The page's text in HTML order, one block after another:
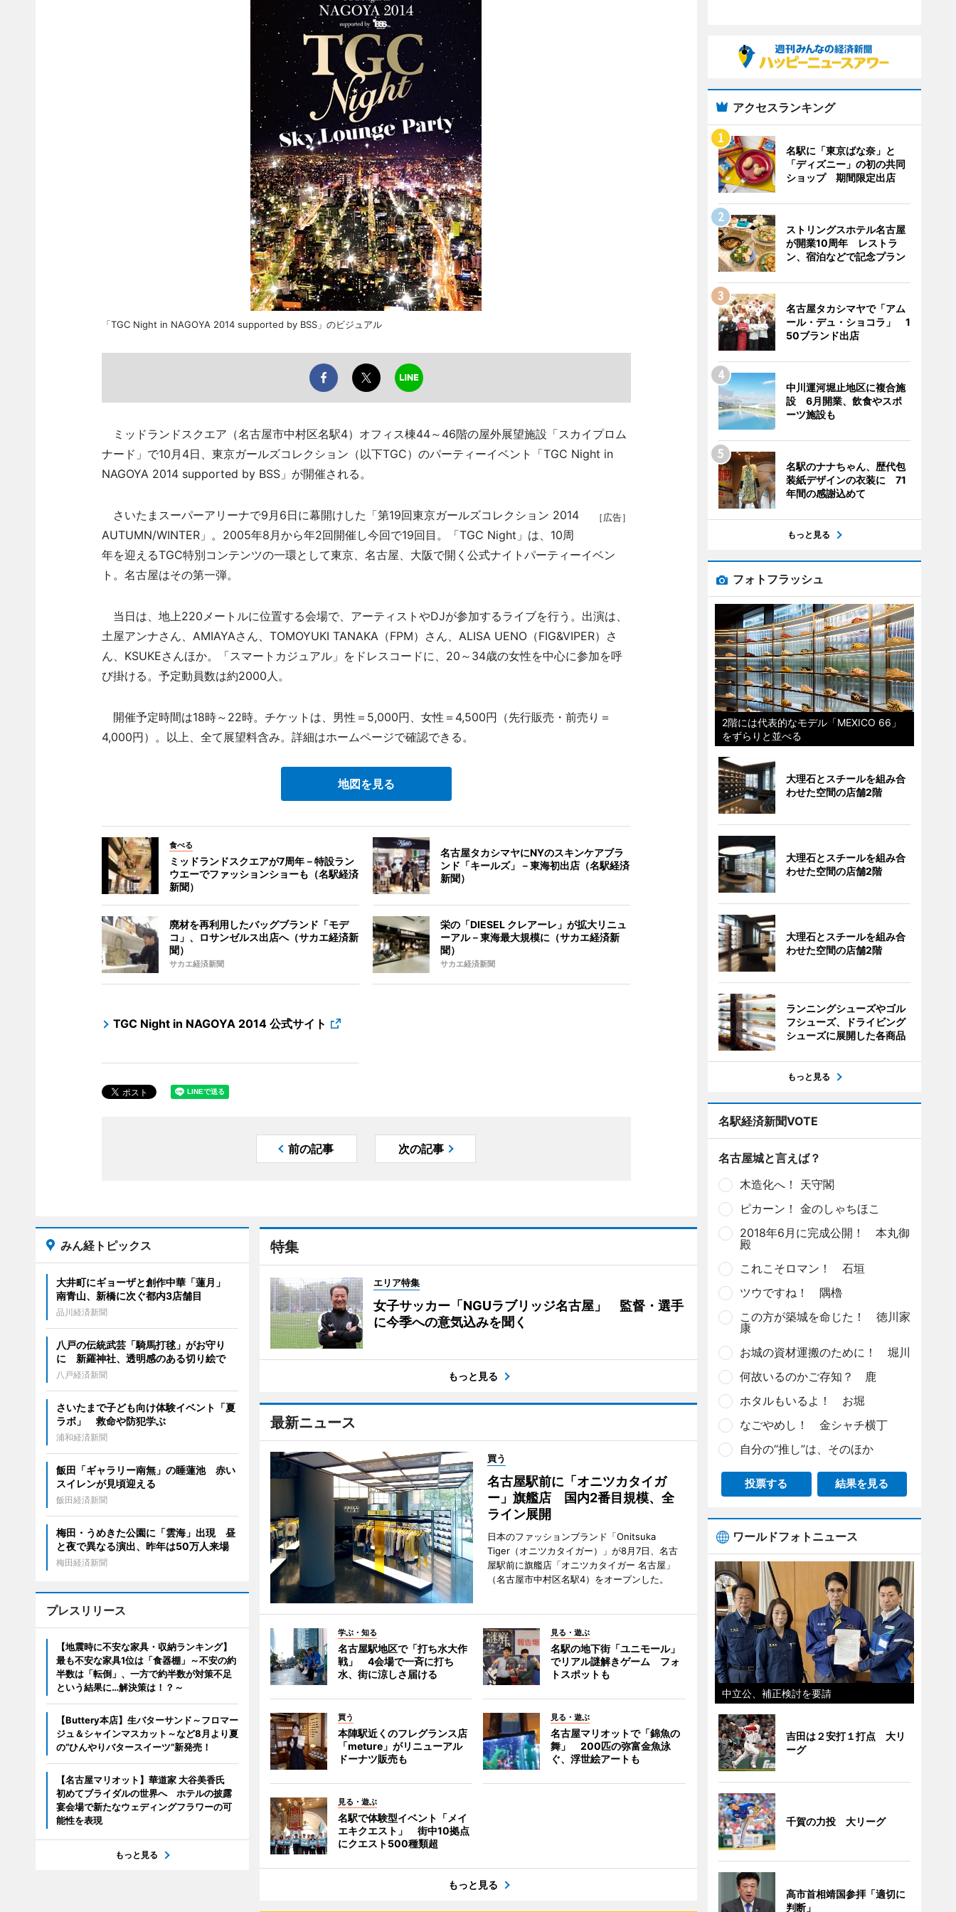
「TGC Night in NAGOYA 2014 supported by BSS」のビジュアル
ミッドランドスクエア（名古屋市中村区名駅4）オフィス棟44～46階の屋外展望施設「スカイプロム
ナード」で10月4日、東京ガールズコレクション（以下TGC）のパーティーイベント「TGC Night in
NAGOYA 2014 supported by BSS」が開催される。
［広告］
さいたまスーパーアリーナで9月6日に幕開けした「第19回東京ガールズコレクション 2014
AUTUMN/WINTER」。2005年8月から年2回開催し今回で19回目。「TGC Night」は、10周
年を迎えるTGC特別コンテンツの一環として東京、名古屋、大阪で開く公式ナイトパーティーイベン
ト。名古屋はその第一弾。
当日は、地上220メートルに位置する会場で、アーティストやDJが参加するライブを行う。出演は、
土屋アンナさん、AMIAYAさん、TOMOYUKI TANAKA（FPM）さん、ALISA UENO（FIG&VIPER）さ
ん、KSUKEさんほか。「スマートカジュアル」をドレスコードに、20～34歳の女性を中心に参加を呼
び掛ける。予定動員数は約2000人。
開催予定時間は18時～22時。チケットは、男性＝5,000円、女性＝4,500円（先行販売・前売り＝
4,000円）。以上、全て展望料含み。詳細はホームページで確認できる。
地図を見る
食べる
ミッドランドスクエアが7周年－特設ラン
ウエーでファッションショーも（名駅経済
新聞）
名古屋タカシマヤにNYのスキンケアブラ
ンド「キールズ」－東海初出店（名駅経済
新聞）
廃材を再利用したバッグブランド「モデ
コ」、ロサンゼルス出店へ（サカエ経済新
聞）
サカエ経済新聞
栄の「DIESEL クレアーレ」が拡大リニュ
ーアル－東海最大規模に（サカエ経済新
聞）
サカエ経済新聞
TGC Night in NAGOYA 2014 公式サイト
前の記事 次の記事
特集
エリア特集
女子サッカー「NGUラブリッジ名古屋」 監督・選手
に今季への意気込みを聞く
もっと見る
最新ニュース
買う
名古屋駅前に「オニツカタイガ
ー」旗艦店 国内2番目規模、全
ライン展開
日本のファッションブランド「Onitsuka
Tiger（オニツカタイガー）」が8月7日、名古
屋駅前に旗艦店「オニツカタイガー 名古屋」
（名古屋市中村区名駅4）をオープンした。
学ぶ・知る
名古屋駅地区で「打ち水大作
戦」 4会場で一斉に打ち
水、街に涼しさ届ける
見る・遊ぶ
名駅の地下街「ユニモール」
でリアル謎解きゲーム フォ
トスポットも
買う
本陣駅近くのフレグランス店
「meture」がリニューアル
ドーナツ販売も
見る・遊ぶ
名古屋マリオットで「錦魚の
舞」 200匹の弥富金魚泳
ぐ、浮世絵アートも
見る・遊ぶ
名駅で体験型イベント「メイ
エキクエスト」 街中10拠点
にクエスト500種類超
もっと見る
みん経トピックス
大井町にギョーザと創作中華「蓮月」
南青山、新橋に次ぐ都内3店舗目
品川経済新聞
八戸の伝統武芸「騎馬打毬」がお守り
に 新羅神社、透明感のある切り絵で
八戸経済新聞
さいたまで子ども向け体験イベント「夏
ラボ」 救命や防犯学ぶ
浦和経済新聞
飯田「ギャラリー南無」の睡蓮池 赤い
スイレンが見頃迎える
飯田経済新聞
梅田・うめきた公園に「雲海」出現 昼
と夜で異なる演出、昨年は50万人来場
梅田経済新聞
プレスリリース
【地震時に不安な家具・収納ランキング】
最も不安な家具1位は「食器棚」～不安の約
半数は「転倒」、一方で約半数が対策不足
という結果に…解決策は！？～
【Buttery本店】生バターサンド～フロマー
ジュ＆シャインマスカット～など8月より夏
の“ひんやりバタースイーツ”新発売！
【名古屋マリオット】華道家 大谷美香氏
初めてブライダルの世界へ ホテルの披露
宴会場で新たなウェディングフラワーの可
能性を表現
もっと見る
アクセスランキング
名駅に「東京ばな奈」と
「ディズニー」の初の共同
ショップ 期間限定出店
ストリングスホテル名古屋
が開業10周年 レストラ
ン、宿泊などで記念プラン
名古屋タカシマヤで「アム
ール・デュ・ショコラ」 1
50ブランド出店
中川運河堀止地区に複合施
設 6月開業、飲食やスポ
ーツ施設も
名駅のナナちゃん、歴代包
装紙デザインの衣装に 71
年間の感謝込めて
もっと見る
フォトフラッシュ
2階には代表的なモデル「MEXICO 66」
をずらりと並べる
大理石とスチールを組み合
わせた空間の店舗2階
大理石とスチールを組み合
わせた空間の店舗2階
大理石とスチールを組み合
わせた空間の店舗2階
ランニングシューズやゴル
フシューズ、ドライビング
シューズに展開した各商品
もっと見る
名駅経済新聞VOTE
名古屋城と言えば？
木造化へ！ 天守閣
ピカーン！ 金のしゃちほこ
2018年6月に完成公開！ 本丸御
殿
これこそロマン！ 石垣
ツウですね！ 隅櫓
この方が築城を命じた！ 徳川家
康
お城の資材運搬のために！ 堀川
何故いるのかご存知？ 鹿
ホタルもいるよ！ お堀
なごやめし！ 金シャチ横丁
自分の“推し”は、そのほか
投票する 結果を見る
ワールドフォトニュース
中立公、補正検討を要請
吉田は２安打１打点 大リ
ーグ
千賀の力投 大リーグ
高市首相靖国参拝「適切に
判断」